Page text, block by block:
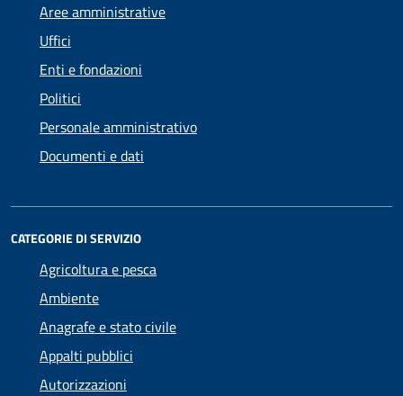
Aree amministrative
Uffici
Enti e fondazioni
Politici
Personale amministrativo
Documenti e dati
CATEGORIE DI SERVIZIO
Agricoltura e pesca
Ambiente
Anagrafe e stato civile
Appalti pubblici
Autorizzazioni